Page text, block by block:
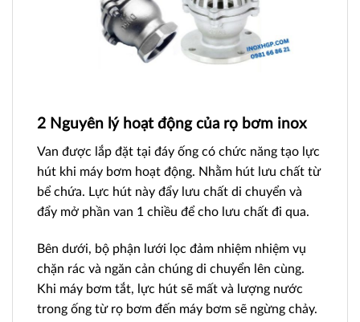
2 Nguyên lý hoạt động của rọ bơm inox
Van được lắp đặt tại đáy ống có chức năng tạo lực
hút khi máy bơm hoạt động. Nhằm hút lưu chất từ
bể chứa. Lực hút này đẩy lưu chất di chuyển và
đẩy mở phần van 1 chiều để cho lưu chất đi qua.
Bên dưới, bộ phận lưới lọc đảm nhiệm nhiệm vụ
chặn rác và ngăn cản chúng di chuyển lên cùng.
Khi máy bơm tắt, lực hút sẽ mất và lượng nước
trong ống từ rọ bơm đến máy bơm sẽ ngừng chảy.